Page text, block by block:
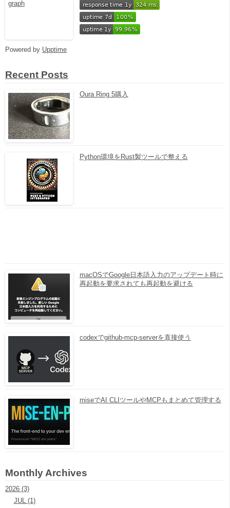
Powered by Upptime
Recent Posts
Oura Ring 5購入
Python環境をRust製ツールで整える
macOSでGoogle日本語入力のアップデート時に
再起動を要求されても再起動を避ける
codexでgithub-mcp-serverを直接使う
miseでAI CLIツールやMCPもまとめて管理する
Monthly Archives
2026 (3)
JUL (1)